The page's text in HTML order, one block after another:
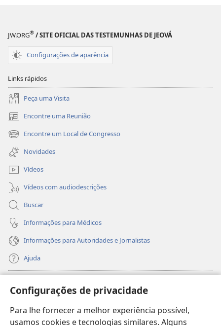
Configurações de privacidade
Para lhe fornecer a melhor experiência possível,
usamos cookies e tecnologias similares. Alguns
JW.ORG® / SITE OFICIAL DAS TESTEMUNHAS DE JEOVÁ
Configurações de aparência
Links rápidos
Peça uma Visita
Encontre uma Reunião
(abre
nova
janela)
Encontre um Local de Congresso
(abre
nova
janela)
Novidades
Vídeos
Vídeos com audiodescrições
Buscar
Informações para Médicos
Informações para Autoridades e Jornalistas
Ajuda
(abre
nova
janela)
Biblioteca On-line da Torre de Vigia™
(abre
nova